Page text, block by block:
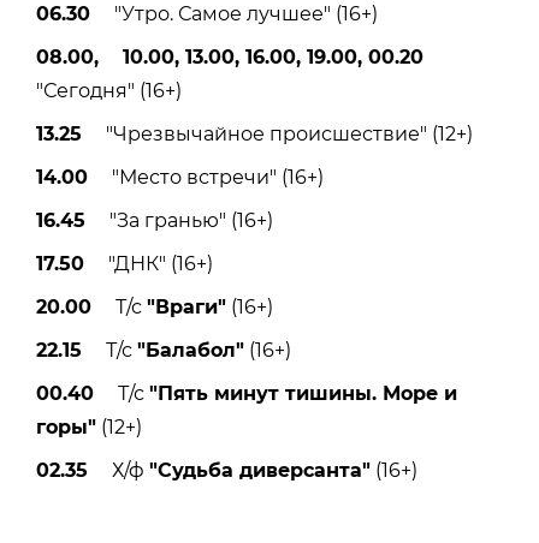
06.30 "Утро. Самое лучшее" (16+)
08.00, 10.00, 13.00, 16.00, 19.00, 00.20
"Сегодня" (16+)
13.25 "Чрезвычайное происшествие" (12+)
14.00 "Место встречи" (16+)
16.45 "За гранью" (16+)
17.50 "ДНК" (16+)
20.00 Т/с "Враги" (16+)
22.15 Т/с "Балабол" (16+)
00.40 Т/с "Пять минут тишины. Море и
горы" (12+)
02.35 Х/ф "Судьба диверсанта" (16+)